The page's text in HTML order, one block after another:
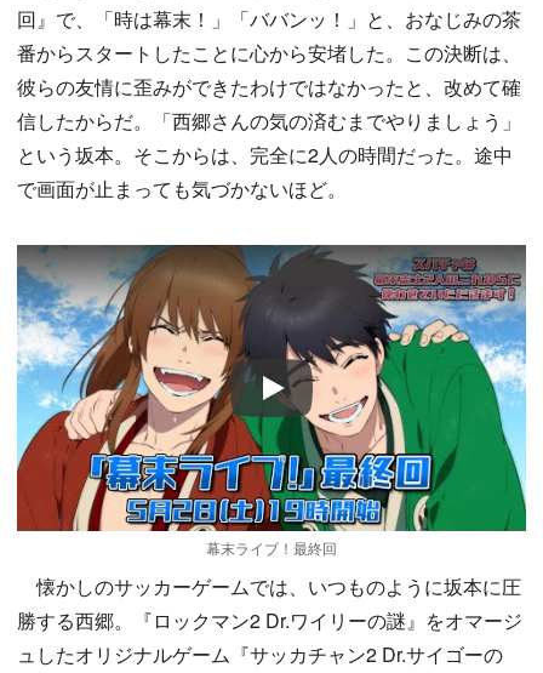
回』で、「時は幕末！」「ババンッ！」と、おなじみの茶
番からスタートしたことに心から安堵した。この決断は、
彼らの友情に歪みができたわけではなかったと、改めて確
信したからだ。「西郷さんの気の済むまでやりましょう」
という坂本。そこからは、完全に2人の時間だった。途中
で画面が止まっても気づかないほど。
Play
幕末ライブ！最終回
懐かしのサッカーゲームでは、いつものように坂本に圧
勝する西郷。『ロックマン2 Dr.ワイリーの謎』をオマージ
ュしたオリジナルゲーム『サッカチャン2 Dr.サイゴーの